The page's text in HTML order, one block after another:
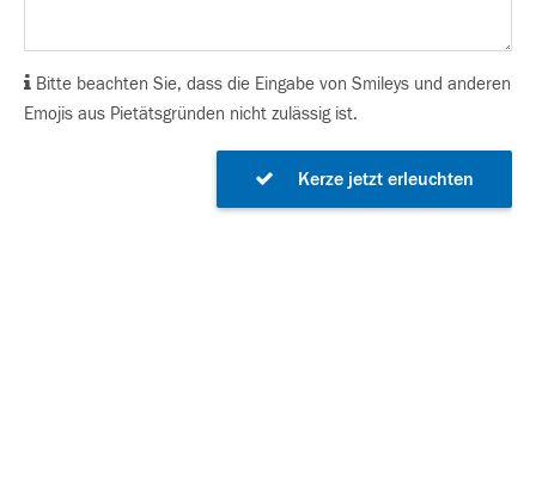
Bitte beachten Sie, dass die Eingabe von Smileys und anderen
Emojis aus Pietätsgründen nicht zulässig ist.
Kerze jetzt erleuchten